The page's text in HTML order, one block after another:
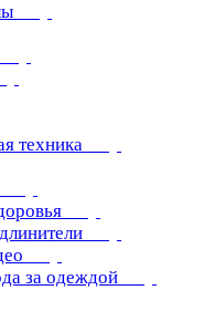
техника
за одеждой